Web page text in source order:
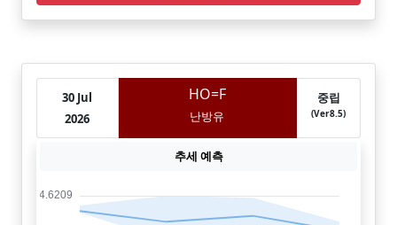
30 Jul
2026
HO=F
난방유
중립
(Ver8.5)
추세 예측